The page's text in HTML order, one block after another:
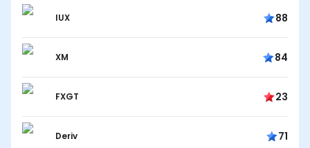
IUX 88
XM 84
FXGT 23
Deriv 71